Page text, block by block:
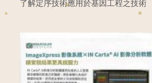
了解定序技術應用於基因工程之技術